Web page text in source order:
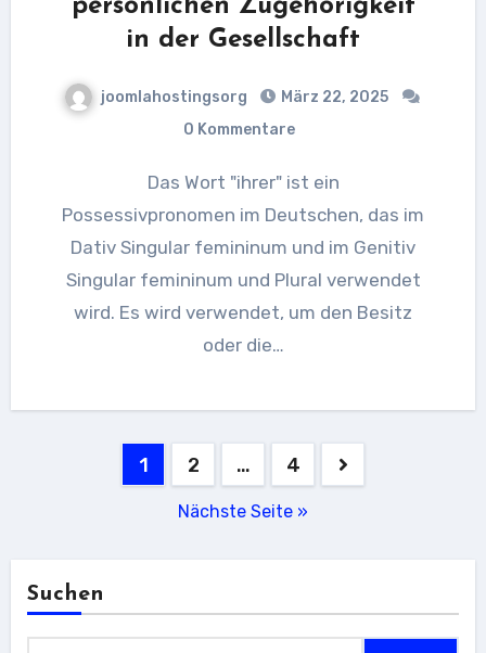
persönlichen Zugehörigkeit
in der Gesellschaft
joomlahostingsorg
März 22, 2025
0 Kommentare
Das Wort "ihrer" ist ein
Possessivpronomen im Deutschen, das im
Dativ Singular femininum und im Genitiv
Singular femininum und Plural verwendet
wird. Es wird verwendet, um den Besitz
oder die…
Seitennummerierung
1 2 … 4
Nächste Seite »
Suchen